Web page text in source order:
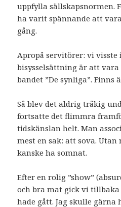
uppfylla sällskapsnormen.
ha varit spännande att
gång.
Apropå servitörer: vi visste
bisysselsättning är att
bandet ”De synliga”. Finns
Så blev det aldrig tråkig
fortsatte det flimmra
tidskänslan helt. Man
mest en sak: att sova.
kanske ha somnat.
Efter en rolig ”show”
och bra mat gick vi
hade gått. Jag skulle gärna